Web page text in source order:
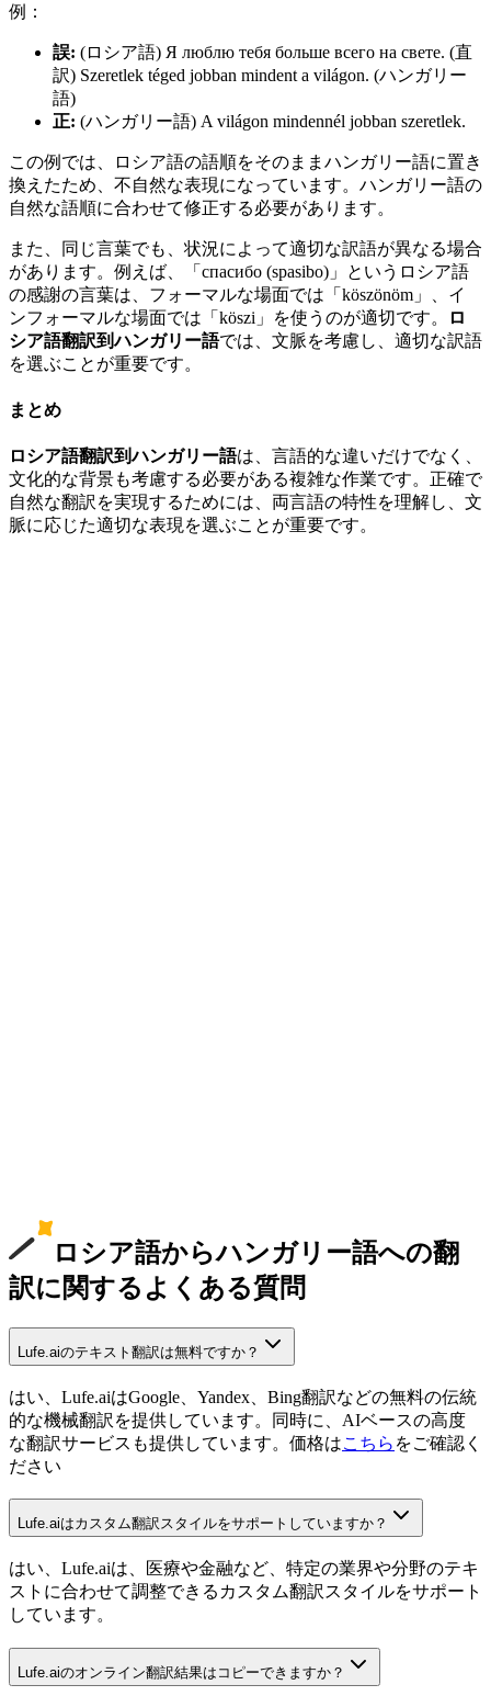
例：
誤: (ロシア語) Я люблю тебя больше всего на свете. (直
訳) Szeretlek téged jobban mindent a világon. (ハンガリー
語)
正: (ハンガリー語) A világon mindennél jobban szeretlek.
この例では、ロシア語の語順をそのままハンガリー語に置き
換えたため、不自然な表現になっています。ハンガリー語の
自然な語順に合わせて修正する必要があります。
また、同じ言葉でも、状況によって適切な訳語が異なる場合
があります。例えば、「спасибо (spasibo)」というロシア語
の感謝の言葉は、フォーマルな場面では「köszönöm」、イ
ンフォーマルな場面では「köszi」を使うのが適切です。
ロ
シア語翻訳到ハンガリー語では、文脈を考慮し、適切な訳語
を選ぶことが重要です。
まとめ
ロシア語翻訳到ハンガリー語は、言語的な違いだけでなく、
文化的な背景も考慮する必要がある複雑な作業です。正確で
自然な翻訳を実現するためには、両言語の特性を理解し、文
脈に応じた適切な表現を選ぶことが重要です。
ロシア語からハンガリー語への翻
訳に関するよくある質問
Lufe.aiのテキスト翻訳は無料ですか？
はい、Lufe.aiはGoogle、Yandex、Bing翻訳などの無料の伝統
的な機械翻訳を提供しています。同時に、AIベースの高度
な翻訳サービスも提供しています。価格はこちら をご確認く
ださい
Lufe.aiはカスタム翻訳スタイルをサポートしていますか？
はい、Lufe.aiは、医療や金融など、特定の業界や分野のテキ
ストに合わせて調整できるカスタム翻訳スタイルをサポート
しています。
Lufe.aiのオンライン翻訳結果はコピーできますか？